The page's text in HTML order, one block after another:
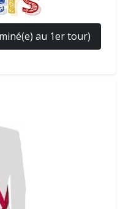
au 1er tour)